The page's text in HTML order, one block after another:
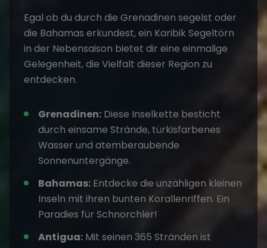
Egal ob du durch die Grenadinen segelst oder
die Bahamas erkundest, ein Karibik Segeltörn
in der Nebensaison bietet dir eine einmalige
Gelegenheit, die Vielfalt dieser Region zu
entdecken.
Grenadinen: Diese Inselkette besticht
durch einsame Strände, türkisfarbenes
Wasser und atemberaubende
Sonnenuntergänge.
Bahamas: Entdecke die unzähligen kleinen
Inseln mit ihren bunten Korallenriffen. Ein
Paradies für Schnorchler!
Antigua: Mit seinen 365 Stränden ist